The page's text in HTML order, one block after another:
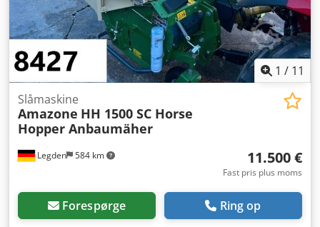
1 / 11
Legden 584 km
Slåmaskine
Amazone HH 1500 SC Horse
Hopper Anbaumäher
11.500 €
Fast pris plus moms
Forespørge Ring op